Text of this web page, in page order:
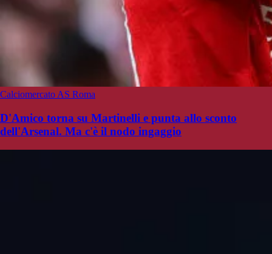
Calciomercato AS Roma
D'Amico torna su Martinelli e punta allo sconto
dell'Arsenal. Ma c'è il nodo ingaggio